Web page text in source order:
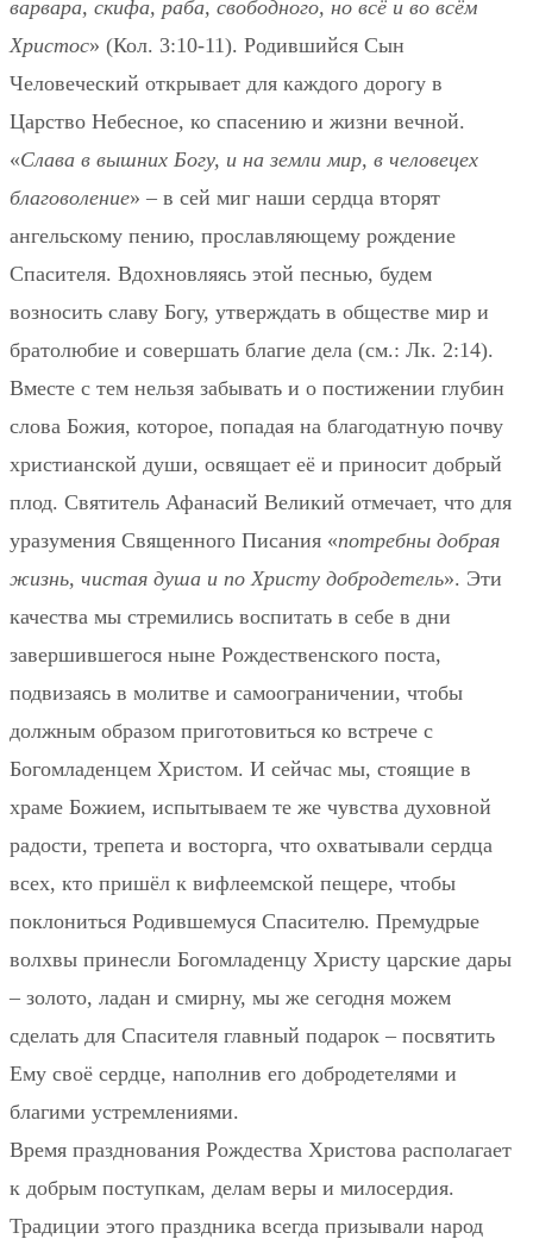
варвара, скифа, раба, свободного, но всё и во всём
Христос» (Кол. 3:10-11). Родившийся Сын
Человеческий открывает для каждого дорогу в
Царство Небесное, ко спасению и жизни вечной.
«Слава в вышних Богу, и на земли мир, в человецех
благоволение» – в сей миг наши сердца вторят
ангельскому пению, прославляющему рождение
Спасителя. Вдохновляясь этой песнью, будем
возносить славу Богу, утверждать в обществе мир и
братолюбие и совершать благие дела (см.: Лк. 2:14).
Вместе с тем нельзя забывать и о постижении глубин
слова Божия, которое, попадая на благодатную почву
христианской души, освящает её и приносит добрый
плод. Святитель Афанасий Великий отмечает, что для
уразумения Священного Писания «потребны добрая
жизнь, чистая душа и по Христу добродетель». Эти
качества мы стремились воспитать в себе в дни
завершившегося ныне Рождественского поста,
подвизаясь в молитве и самоограничении, чтобы
должным образом приготовиться ко встрече с
Богомладенцем Христом. И сейчас мы, стоящие в
храме Божием, испытываем те же чувства духовной
радости, трепета и восторга, что охватывали сердца
всех, кто пришёл к вифлеемской пещере, чтобы
поклониться Родившемуся Спасителю. Премудрые
волхвы принесли Богомладенцу Христу царские дары
– золото, ладан и смирну, мы же сегодня можем
сделать для Спасителя главный подарок – посвятить
Ему своё сердце, наполнив его добродетелями и
благими устремлениями.
Время празднования Рождества Христова располагает
к добрым поступкам, делам веры и милосердия.
Традиции этого праздника всегда призывали народ